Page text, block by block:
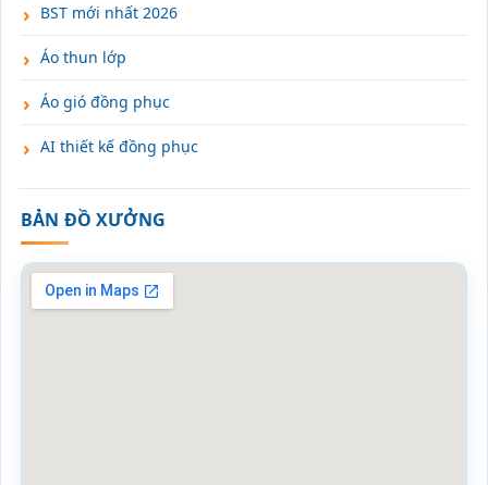
BST mới nhất 2026
Áo thun lớp
Áo gió đồng phục
AI thiết kế đồng phục
BẢN ĐỒ XƯỞNG